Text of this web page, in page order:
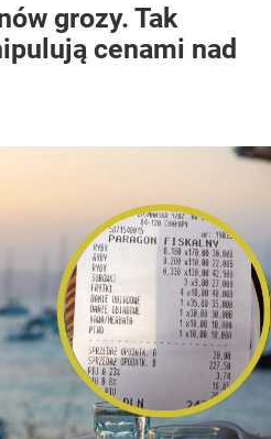
grozy. Tak
cenami nad